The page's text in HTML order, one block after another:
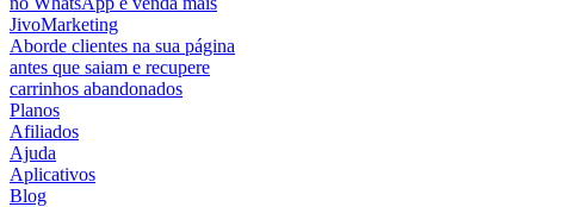
JivoMarketing
Aborde clientes na sua página
antes que saiam e recupere
carrinhos abandonados
Planos
Afiliados
Ajuda
Aplicativos
Blog